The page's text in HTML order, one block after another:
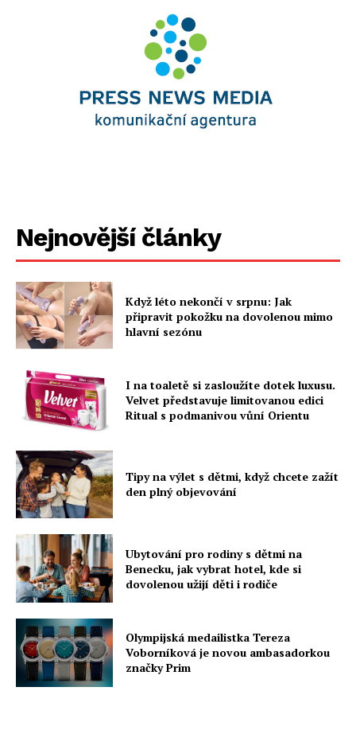
Nejnovější články
Když léto nekončí v srpnu: Jak
připravit pokožku na dovolenou mimo
hlavní sezónu
I na toaletě si zasloužíte dotek luxusu.
Velvet představuje limitovanou edici
Ritual s podmanivou vůní Orientu
Tipy na výlet s dětmi, když chcete zažít
den plný objevování
Ubytování pro rodiny s dětmi na
Benecku, jak vybrat hotel, kde si
dovolenou užijí děti i rodiče
Olympijská medailistka Tereza
Voborníková je novou ambasadorkou
značky Prim